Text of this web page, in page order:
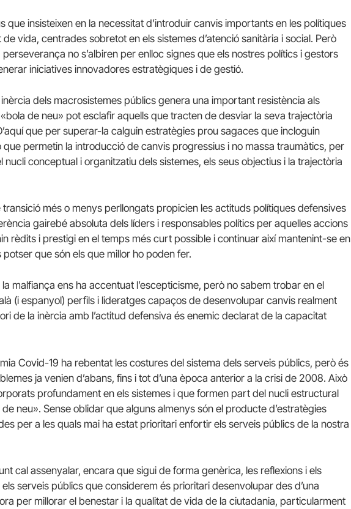
que insisteixen en la necessitat d’introduir canvis importants en les polítiques
vida, centrades sobretot en els sistemes d’atenció sanitària i social. Però
no s’albiren per enlloc signes que els nostres polítics i gestors
iniciatives innovadores estratègiques i de gestió.
dels macrosistemes públics genera una important resistència als
de neu» pot esclafir aquells que tracten de desviar la seva trajectòria
que per superar-la calguin estratègies prou sagaces que incloguin
permetin la introducció de canvis progressius i no massa traumàtics, per
nucli conceptual i organitzatiu dels sistemes, els seus objectius i la trajectòria
més o menys perllongats propicien les actituds polítiques defensives
gairebé absoluta dels líders i responsables polítics per aquelles accions
rèdits i prestigi en el temps més curt possible i continuar així mantenint-se en
que són els que millor ho poden fer.
malfiança ens ha accentuat l’escepticisme, però no sabem trobar en el
(i espanyol) perfils i lideratges capaços de desenvolupar canvis realment
de la inèrcia amb l’actitud defensiva és enemic declarat de la capacitat
Covid-19 ha rebentat les costures del sistema dels serveis públics, però és
ja venien d’abans, fins i tot d’una època anterior a la crisi de 2008. Això
profundament en els sistemes i que formen part del nucli estructural
neu». Sense oblidar que alguns almenys són el producte d’estratègies
per a les quals mai ha estat prioritari enfortir els serveis públics de la nostra
cal assenyalar, encara que sigui de forma genèrica, les reflexions i els
serveis públics que considerem és prioritari desenvolupar des d’una
per millorar el benestar i la qualitat de vida de la ciutadania, particularment